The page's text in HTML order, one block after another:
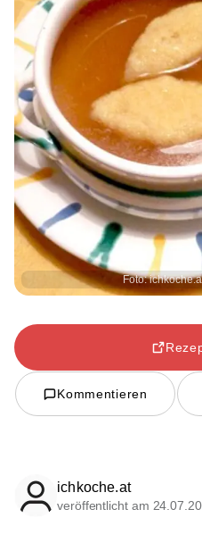
Foto:
Kommentieren
ichkoche.at
veröffentlicht am